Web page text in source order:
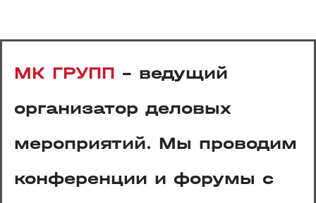
МК ГРУПП - ведущий
организатор деловых
мероприятий. Мы проводим
конференции и форумы с